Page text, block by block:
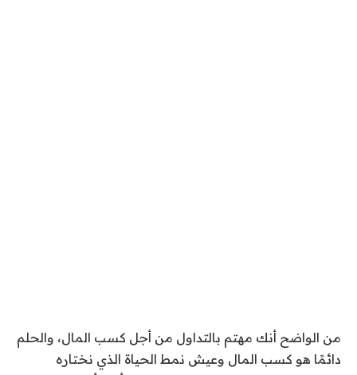
من الواضح أنك مهتم بالتداول من أجل كسب المال، والحلم
دائمًا هو كسب المال وعيش نمط الحياة الذي نختاره